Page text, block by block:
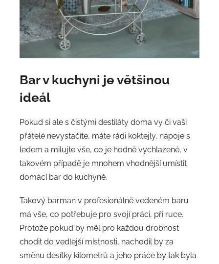
Bar v kuchyni je většinou
ideál
Pokud si ale s čistými destiláty doma vy či vaši
přátelé nevystačíte, máte rádi koktejly, nápoje s
ledem a milujte vše, co je hodně vychlazené, v
takovém případě je mnohem vhodnější umístit
domácí bar do kuchyně.
Takový barman v profesionálně vedeném baru
má vše, co potřebuje pro svojí práci, při ruce.
Protože pokud by měl pro každou drobnost
chodit do vedlejší místnosti, nachodil by za
směnu desítky kilometrů a jeho práce by tak byla